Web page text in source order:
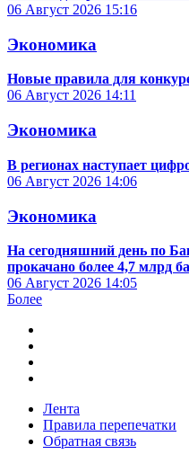
06 Август 2026 15:16
Экономика
Новые правила для
06 Август 2026 14:11
Экономика
В регионах наступает
06 Август 2026 14:06
Экономика
На сегодняшний день по
прокачано более 4,7 млрд
06 Август 2026 14:05
Более
Лента
Правила перепечатки
Обратная связь